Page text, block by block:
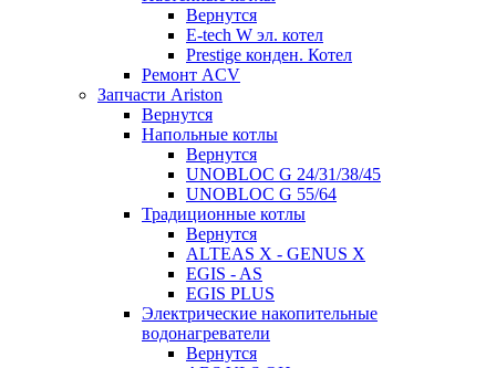
Вернутся
E-tech W эл. котел
Prestige конден. Котел
Ремонт ACV
Запчасти Ariston
Вернутся
Напольные котлы
Вернутся
UNOBLOC G 24/31/38/45
UNOBLOC G 55/64
Традиционные котлы
Вернутся
ALTEAS X - GENUS X
EGIS - AS
EGIS PLUS
Электрические накопительные
водонагреватели
Вернутся